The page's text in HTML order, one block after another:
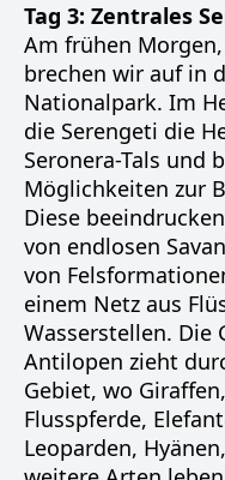
Tag 3: Zentrales
Am frühen
brechen wir auf in
Nationalpark. Im
die Serengeti die
Seronera-Tals und
Möglichkeiten zur
Diese
von endlosen
von
einem Netz aus
Wasserstellen. Die
Antilopen zieht
Gebiet, wo
Flusspferde,
Leoparden,